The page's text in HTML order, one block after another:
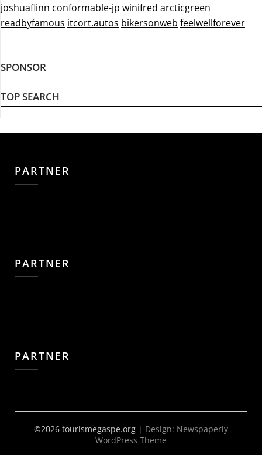
joshuaflinn conformable-jp winifred arcticgreen
readbyfamous itcort.autos bikersonweb feelwellforever
SPONSOR
TOP SEARCH
PARTNER
PARTNER
PARTNER
©2026 tourismegaspe.org | Design: Newspaperly
WordPress Theme